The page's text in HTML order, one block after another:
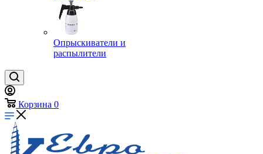
Опрыскиватели и
распылители
Корзина 0